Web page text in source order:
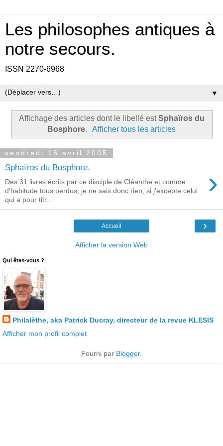
Les philosophes antiques à
notre secours.
ISSN 2270-6968
▼
Affichage des articles dont le libellé estSphaïros du
Bosphore. Afficher tous les articles
vendredi 15 avril 2005
Sphaïros du Bosphore. ›
Des 31 livres écrits par ce disciple de Cléanthe et comme
d’habitude tous perdus, je ne sais donc rien, si j’excepte celui
qui a pour titr...
›
Accueil
Afficher la version Web
Qui êtes-vous ?
Philalèthe, aka Patrick Ducray, directeur de la revue KLESIS
Afficher mon profil complet
Fourni par Blogger.